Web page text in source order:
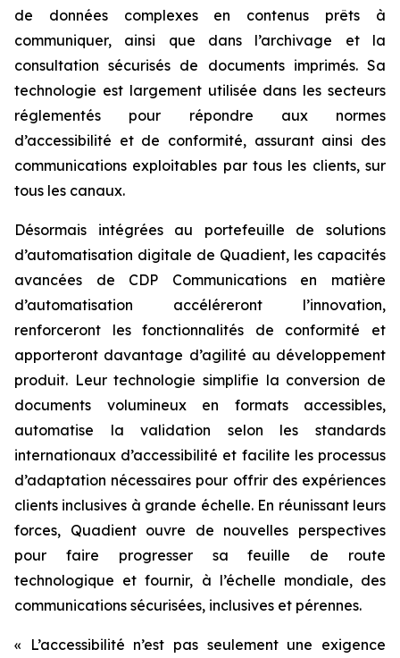
de données complexes en contenus prêts à
communiquer, ainsi que dans l’archivage et la
consultation sécurisés de documents imprimés. Sa
technologie est largement utilisée dans les secteurs
réglementés pour répondre aux normes
d’accessibilité et de conformité, assurant ainsi des
communications exploitables par tous les clients, sur
tous les canaux.
Désormais intégrées au portefeuille de solutions
d’automatisation digitale de Quadient, les capacités
avancées de CDP Communications en matière
d’automatisation accéléreront l’innovation,
renforceront les fonctionnalités de conformité et
apporteront davantage d’agilité au développement
produit. Leur technologie simplifie la conversion de
documents volumineux en formats accessibles,
automatise la validation selon les standards
internationaux d’accessibilité et facilite les processus
d’adaptation nécessaires pour offrir des expériences
clients inclusives à grande échelle. En réunissant leurs
forces, Quadient ouvre de nouvelles perspectives
pour faire progresser sa feuille de route
technologique et fournir, à l’échelle mondiale, des
communications sécurisées, inclusives et pérennes.
« L’accessibilité n’est pas seulement une exigence